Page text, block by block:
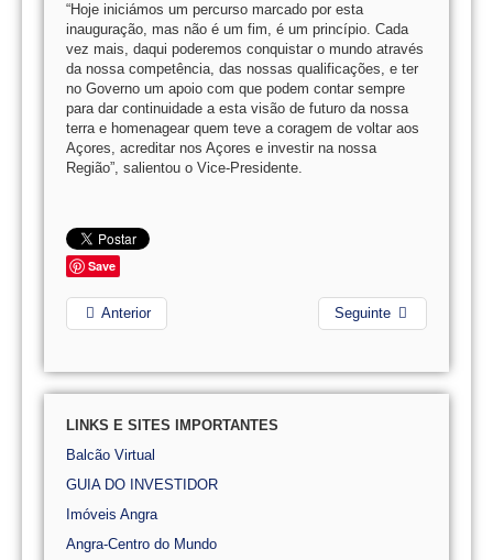
“Hoje iniciámos um percurso marcado por esta
inauguração, mas não é um fim, é um princípio. Cada
vez mais, daqui poderemos conquistar o mundo através
da nossa competência, das nossas qualificações, e ter
no Governo um apoio com que podem contar sempre
para dar continuidade a esta visão de futuro da nossa
terra e homenagear quem teve a coragem de voltar aos
Açores, acreditar nos Açores e investir na nossa
Região”, salientou o Vice-Presidente.
Save
Anterior Seguinte
LINKS E SITES IMPORTANTES
Balcão Virtual
GUIA DO INVESTIDOR
Imóveis Angra
Angra-Centro do Mundo